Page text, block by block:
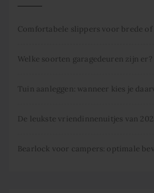
Comfortabele slippers voor brede of
Welke soorten garagedeuren zijn er?
Tuin aanleggen: wanneer kies je
De leukste vriendinnenuitjes van
Bearlock voor campers: optimale